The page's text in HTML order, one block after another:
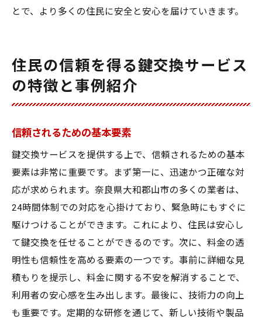
とで、より多くの住民に安全と安心を届けていきます。
住民の信頼を得る鍵交換サービス
の特徴と事例紹介
信頼されるための基本要素
鍵交換サービスを提供する上で、信頼されるための基本
要素は非常に重要です。まず第一に、迅速かつ正確な対
応が求められます。奈良県大和郡山市の多くの業者は、
24時間体制での対応を心掛けており、緊急時にもすぐに
駆けつけることができます。これにより、住民は安心し
て鍵交換を任せることができるのです。次に、料金の透
明性も信頼性を高める要素の一つです。事前に詳細な見
積もりを提示し、料金に関する不安を解消することで、
利用者の安心感を生み出します。最後に、技術力の向上
も重要です。定期的な研修を通じて、新しい技術や製品